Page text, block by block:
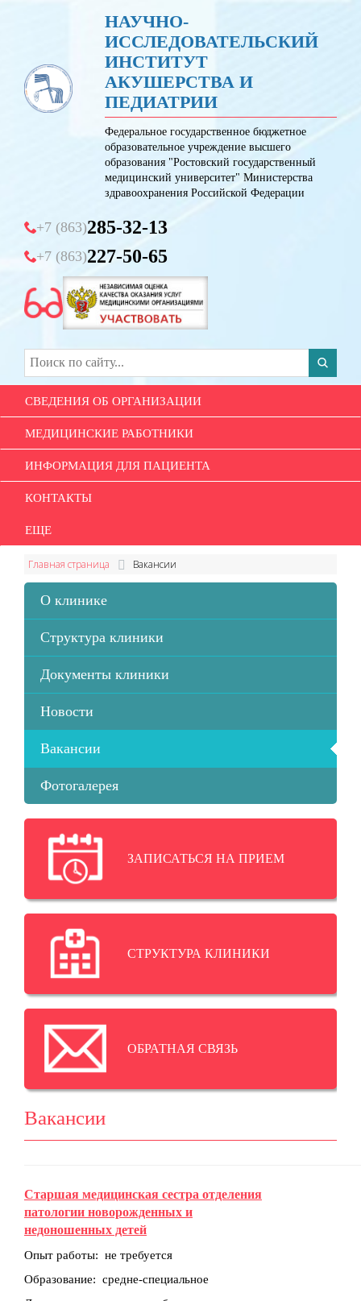
НАУЧНО-
ИССЛЕДОВАТЕЛЬСКИЙ
ИНСТИТУТ
АКУШЕРСТВА И
ПЕДИАТРИИ
Федеральное государственное бюджетное
образовательное учреждение высшего
образования "Ростовский государственный
медицинский университет" Министерства
здравоохранения Российской Федерации
+7 (863)285-32-13
+7 (863)227-50-65
СВЕДЕНИЯ ОБ ОРГАНИЗАЦИИ
МЕДИЦИНСКИЕ РАБОТНИКИ
ИНФОРМАЦИЯ ДЛЯ ПАЦИЕНТА
КОНТАКТЫ
ЕЩЕ
Главная страница Вакансии
О клинике
Структура клиники
Документы клиники
Новости
Вакансии
Фотогалерея
ЗАПИСАТЬСЯ НА ПРИЕМ
СТРУКТУРА КЛИНИКИ
ОБРАТНАЯ СВЯЗЬ
Вакансии
Старшая медицинская сестра отделения
патологии новорожденных и
недоношенных детей
Опыт работы: не требуется
Образование: средне-специальное